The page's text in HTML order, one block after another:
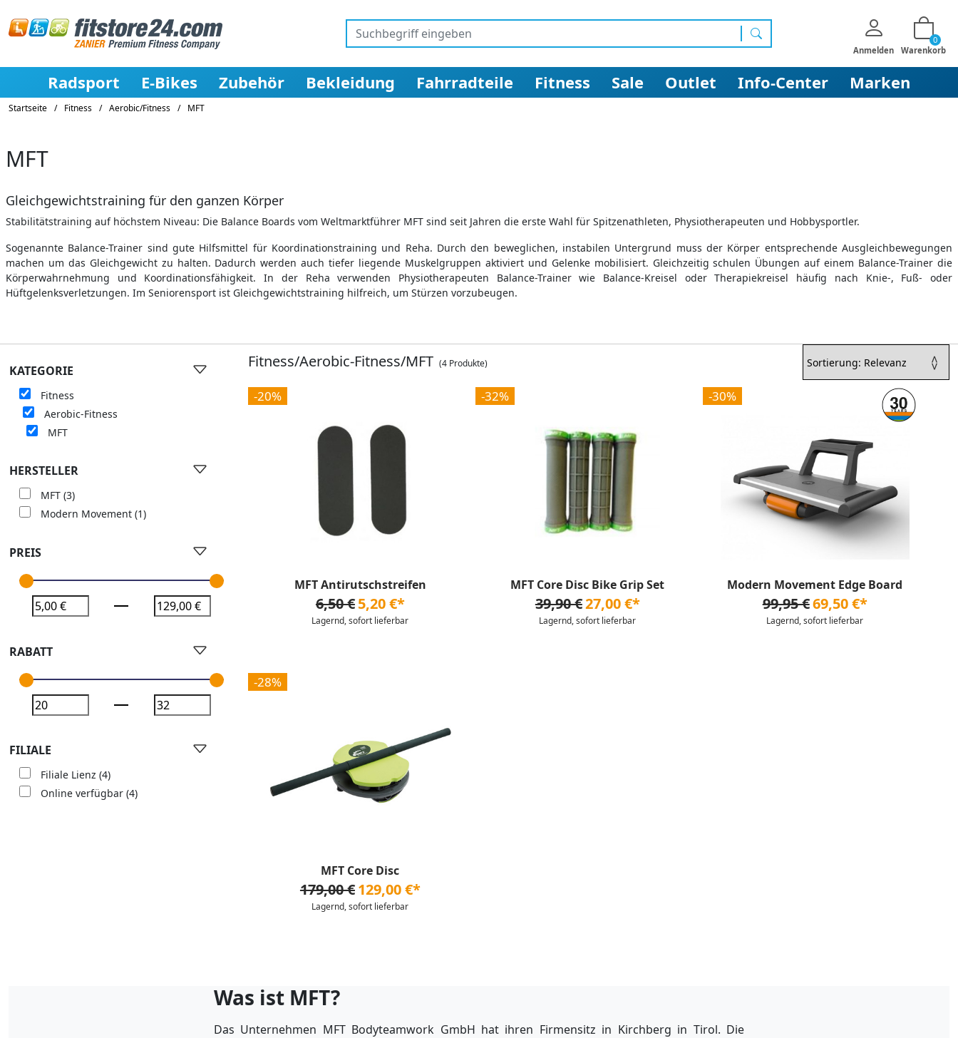
Suchen Anmelden Warenkorb
0
Radsport E-Bikes Zubehör Bekleidung Fahrradteile Fitness Sale Outlet Info-Center Marken
Startseite / Fitness / Aerobic/Fitness / MFT
MFT
Gleichgewichtstraining für den ganzen Körper
Stabilitätstraining auf höchstem Niveau: Die Balance Boards vom Weltmarktführer MFT sind seit Jahren die erste Wahl für Spitzenathleten, Physiotherapeuten und Hobbysportler.
Sogenannte Balance-Trainer sind gute Hilfsmittel für Koordinationstraining und Reha. Durch den beweglichen, instabilen Untergrund muss der Körper entsprechende Ausgleichbewegungen
machen um das Gleichgewicht zu halten. Dadurch werden auch tiefer liegende Muskelgruppen aktiviert und Gelenke mobilisiert. Gleichzeitig schulen Übungen auf einem Balance-Trainer die
Körperwahrnehmung und Koordinationsfähigkeit. In der Reha verwenden Physiotherapeuten Balance-Trainer wie Balance-Kreisel oder Therapiekreisel häufig nach Knie-, Fuß- oder
Hüftgelenksverletzungen. Im Seniorensport ist Gleichgewichtstraining hilfreich, um Stürzen vorzubeugen.
KATEGORIE
Fitness
Aerobic-Fitness
MFT
HERSTELLER
MFT (3)
Modern Movement (1)
PREIS
RABATT
FILIALE
Filiale Lienz (4)
Online verfügbar (4)
Fitness/Aerobic-Fitness/MFT (4 Produkte)
-20%
MFT Antirutschstreifen
6,50 €5,20 €*
Lagernd, sofort lieferbar
-32%
MFT Core Disc Bike Grip Set
39,90 €27,00 €*
Lagernd, sofort lieferbar
-30%
Modern Movement Edge Board
99,95 €69,50 €*
Lagernd, sofort lieferbar
-28%
MFT Core Disc
179,00 €129,00 €*
Lagernd, sofort lieferbar
Was ist MFT?
Das Unternehmen MFT Bodyteamwork GmbH hat ihren Firmensitz in Kirchberg in Tirol. Die